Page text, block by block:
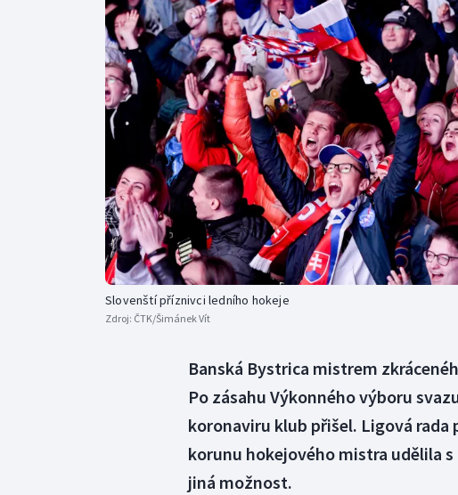
Curling
Dostihy
Florbal
Futsal
Golf
Gymnastika
Slovenští příznivci ledního hokeje
Zdroj: ČTK/Šimánek Vít
Banská Bystrica mistrem
Po zásahu Výkonného výboru
koronaviru klub přišel. Ligová
korunu hokejového mistra udělila
jiná možnost.